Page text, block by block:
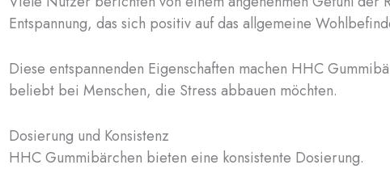
Entspannung, das sich positiv auf das allgemeine
Diese entspannenden Eigenschaften machen HHC
beliebt bei Menschen, die Stress abbauen möchten.
Dosierung und Konsistenz
HHC Gummibärchen bieten eine konsistente Dosierung.